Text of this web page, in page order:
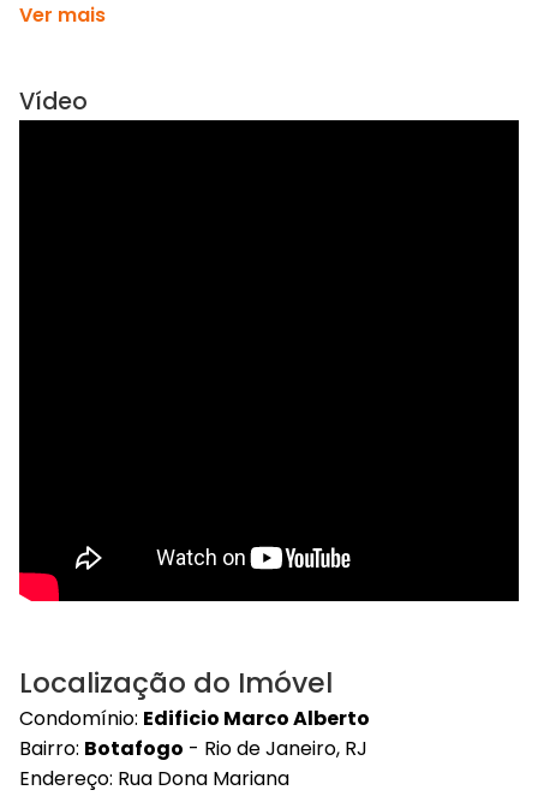
Ver mais
Vídeo
Localização do Imóvel
Condomínio: Edificio Marco Alberto
Bairro: Botafogo - Rio de Janeiro, RJ
Endereço: Rua Dona Mariana